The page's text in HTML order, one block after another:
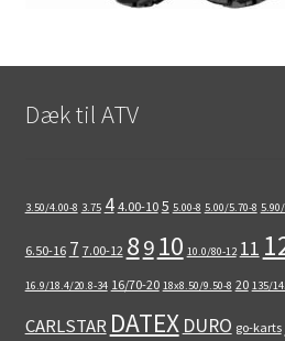
Dæk til ATV
3.50/4.00-8 3.75 4 4.00-10 5 5.00-8 5.00/5.70-8
6.50-16 7 7.00-12 89 10 10.0/80-12 11
16.9/18.4/20.8-34 16/70-20 18x8.50/9.50-8 20 135/
CARLSTAR DATEX DURO go-karts